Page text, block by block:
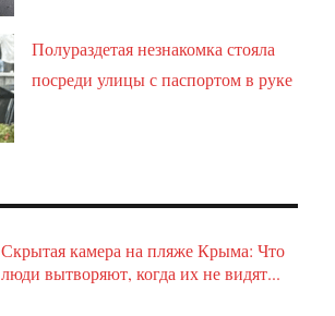
Полураздетая незнакомка стояла
посреди улицы с паспортом в руке
Скрытая камера на пляже Крыма: Что
люди вытворяют, когда их не видят...